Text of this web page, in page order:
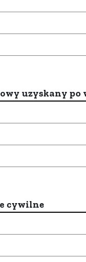
uzyskany po
cywilne